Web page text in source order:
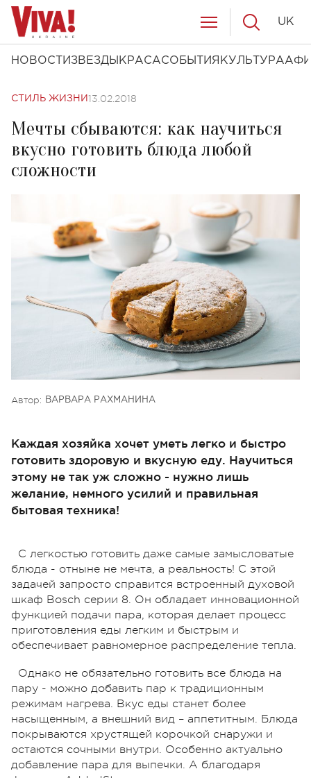
НОВОСТИ ЗВЕЗДЫ КРАСАСОБЫТИЯ КУЛЬТУРА
UK
СТИЛЬ ЖИЗНИ 13.02.2018
Мечты сбываются: как научиться
вкусно готовить блюда любой
сложности
Автор: ВАРВАРА РАХМАНИНА
Каждая хозяйка хочет уметь легко и быстро
готовить здоровую и вкусную еду. Научиться
этому не так уж сложно - нужно лишь
желание, немного усилий и правильная
бытовая техника!
С легкостью готовить даже самые замысловатые
блюда - отныне не мечта, а реальность! С этой
задачей запросто справится встроенный духовой
шкаф Bosch серии 8. Он обладает инновационной
функцией подачи пара, которая делает процесс
приготовления еды легким и быстрым и
обеспечивает равномерное распределение тепла.
Однако не обязательно готовить все блюда на
пару - можно добавить пар к традиционным
режимам нагрева. Вкус еды станет более
насыщенным, а внешний вид – аппетитным. Блюда
покрываются хрустящей корочкой снаружи и
остаются сочными внутри. Особенно актуально
добавление пара для выпечки. А благодаря